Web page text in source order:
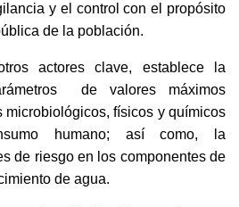
y el control con el propósito
de la población.
actores clave, establece la
de valores máximos
microbiológicos, físicos y químicos
humano; así como, la
de riesgo en los componentes de
de agua.